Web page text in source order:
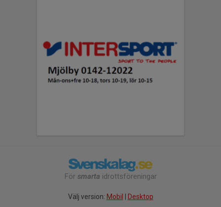
För smarta idrottsföreningar
Välj version: Mobil Desktop